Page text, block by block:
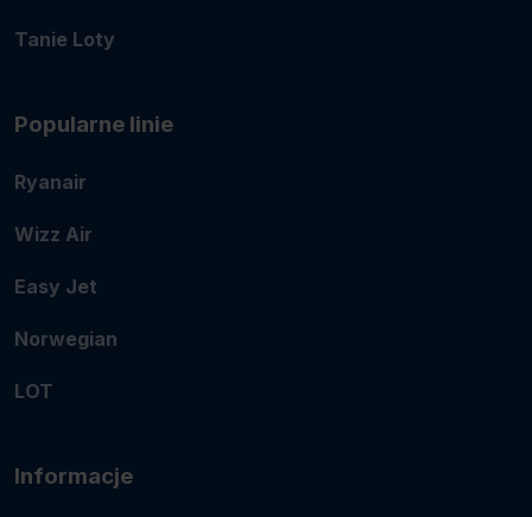
Tanie Loty
Popularne linie
Ryanair
Wizz Air
Easy Jet
Norwegian
LOT
Informacje